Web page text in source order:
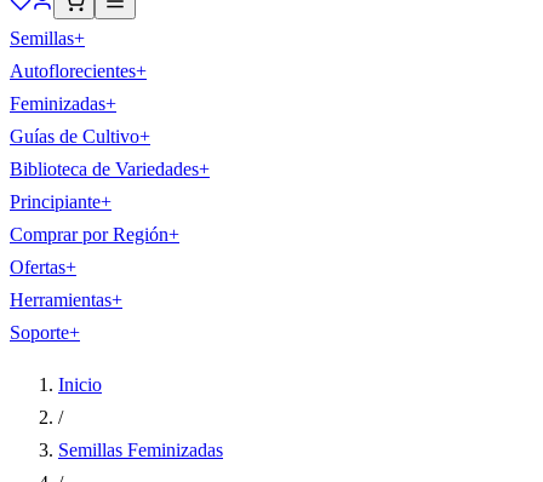
Semillas+
Autoflorecientes+
Feminizadas+
Guías de Cultivo+
Biblioteca de Variedades+
Principiante+
Comprar por Región+
Ofertas+
Herramientas+
Soporte+
Inicio
/
Semillas Feminizadas